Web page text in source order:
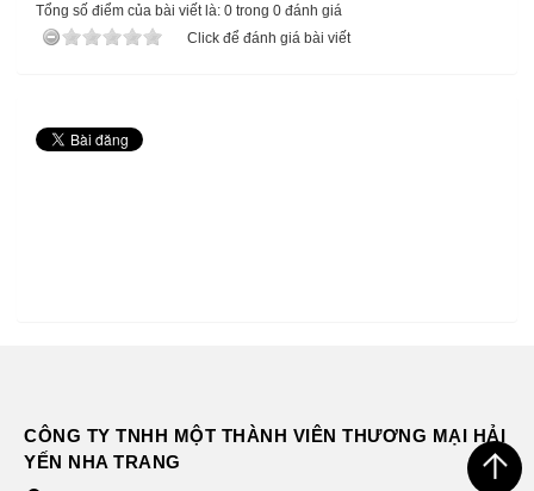
Tổng số điểm của bài viết là: 0 trong 0 đánh giá
Click để đánh giá bài viết
CÔNG TY TNHH MỘT THÀNH VIÊN THƯƠNG MẠI HẢI
YẾN NHA TRANG